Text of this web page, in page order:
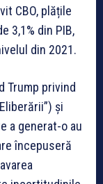
CBO, plățile
3,1% din PIB,
din 2021.
Trump privind
și
a generat-o au
începuseră